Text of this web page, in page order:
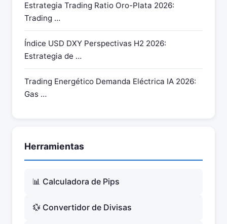
Estrategia Trading Ratio Oro-Plata 2026:
Trading …
Índice USD DXY Perspectivas H2 2026:
Estrategia de …
Trading Energético Demanda Eléctrica IA 2026:
Gas …
Herramientas
📊 Calculadora de Pips
💱 Convertidor de Divisas